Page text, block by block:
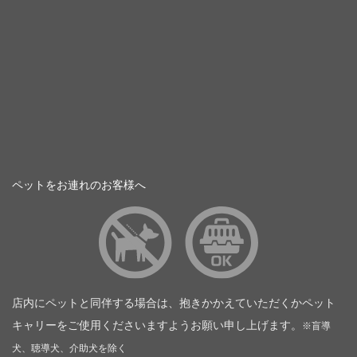
ペットをお連れのお客様へ
店内にペットと同伴する場合は、抱きかかえていただくかペット
キャリーをご使用くださいますようお願い申し上げます。
※盲導
犬、聴導犬、介助犬を除く